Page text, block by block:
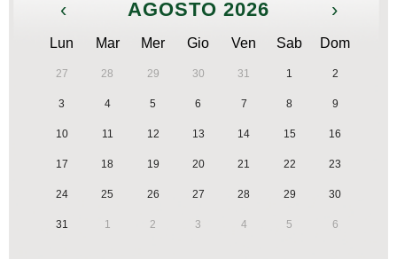
‹ AGOSTO 2026 ›
Lun Mar Mer Gio Ven Sab Dom
27 28 29 30 31 1 2
3 4 5 6 7 8 9
10 11 12 13 14 15 16
17 18 19 20 21 22 23
24 25 26 27 28 29 30
31 1 2 3 4 5 6